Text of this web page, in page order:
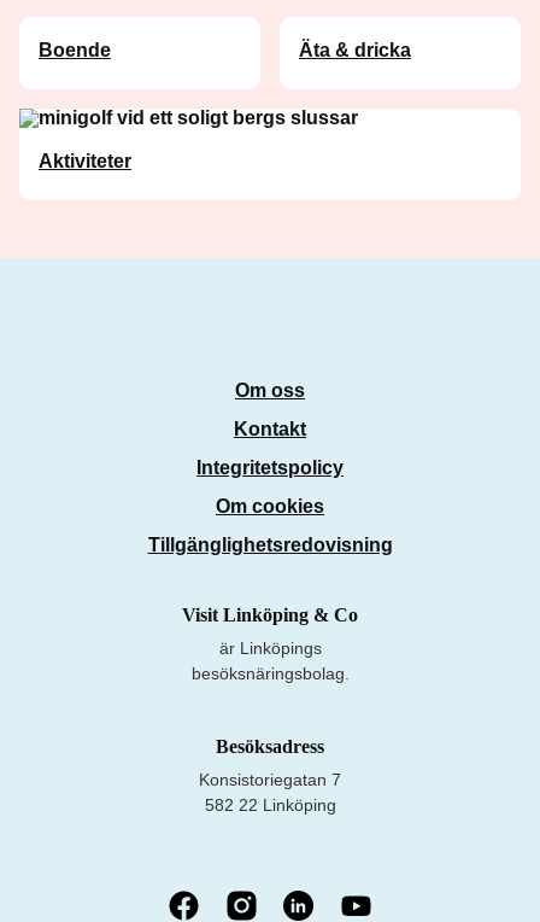
Boende Äta & dricka
Aktiviteter
Om oss
Kontakt
Integritetspolicy
Om cookies
Tillgänglighetsredovisning
Visit Linköping & Co
är Linköpings
besöksnäringsbolag.
Besöksadress
Konsistoriegatan 7
582 22 Linköping